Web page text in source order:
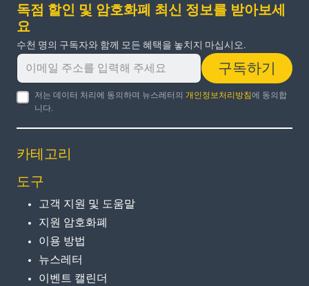
독점 할인 및 암호화폐 최신 정보를 받아보세
요
수천 명의 구독자와 함께 모든 혜택을 놓치지 마십시오.
구독하기
저는 데이터 처리에 동의하며 뉴스레터의 개인정보처리방침에 동의합
니다.
카테고리
도구
고객 지원 및 도움말
지원 암호화폐
이용 방법
뉴스레터
이벤트 캘린더